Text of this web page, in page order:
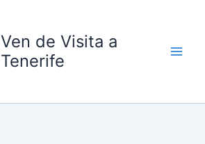
Ven de Visita a
Tenerife